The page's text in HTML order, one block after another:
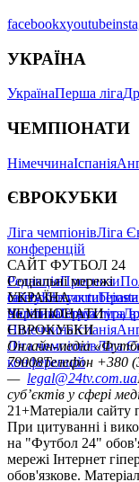
facebookxyoutube
УКРАЇНА
УкраїнаПерша ліга
ЧЕМПІОНАТИ
НімеччинаІспанія
ЄВРОКУБКИ
Ліга чемпіонівЛіга
конференцій
САЙТ ФУТБОЛ 24
РедакціяПрогнози
сайтуКонтакти
політикаСтруктура
Соціальні мережі
facebookxyoutube
УКРАЇНА
УкраїнаПерша ліга
ЧЕМПІОНАТИ
НімеччинаІспанія
ЄВРОКУБКИ
Ліга чемпіонівЛіга
конференцій
Онлайн-медіа
79008Телефон +380
— legal@24tv.com.ua
суб’єктів у сфері
21+Матеріали сайту
При цитуванні і
на "Футбол 24"
мережі Інтернет
обов'язкове.